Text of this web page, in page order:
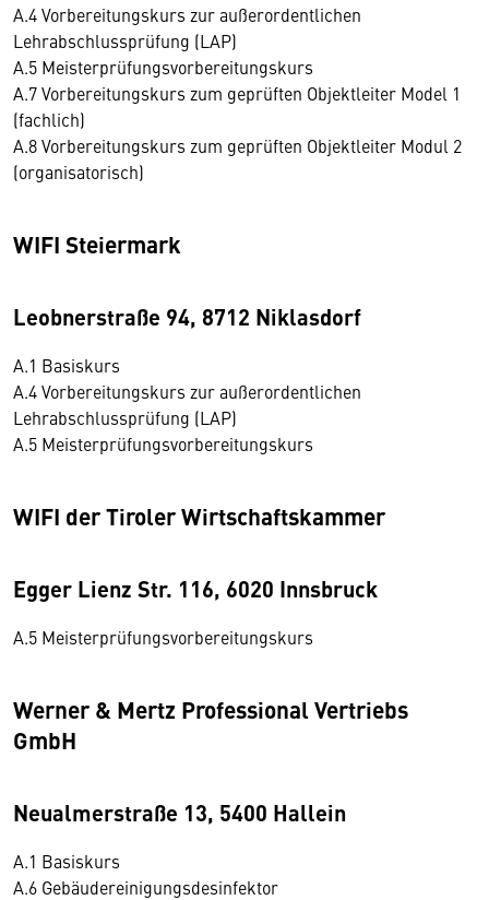
A.4 Vorbereitungskurs zur außerordentlichen
Lehrabschlussprüfung (LAP)
A.5 Meisterprüfungsvorbereitungskurs
A.7 Vorbereitungskurs zum geprüften Objektleiter Model 1
(fachlich)
A.8 Vorbereitungskurs zum geprüften Objektleiter Modul 2
(organisatorisch)
WIFI Steiermark
Leobnerstraße 94, 8712 Niklasdorf
A.1 Basiskurs
A.4 Vorbereitungskurs zur außerordentlichen
Lehrabschlussprüfung (LAP)
A.5 Meisterprüfungsvorbereitungskurs
WIFI der Tiroler Wirtschaftskammer
Egger Lienz Str. 116, 6020 Innsbruck
A.5 Meisterprüfungsvorbereitungskurs
Werner & Mertz Professional Vertriebs
GmbH
Neualmerstraße 13, 5400 Hallein
A.1 Basiskurs
A.6 Gebäudereinigungsdesinfektor